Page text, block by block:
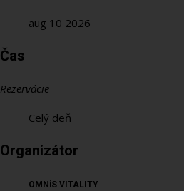
aug 10 2026
Čas
Rezervácie
Celý deň
Organizátor
OMNiS VITALITY